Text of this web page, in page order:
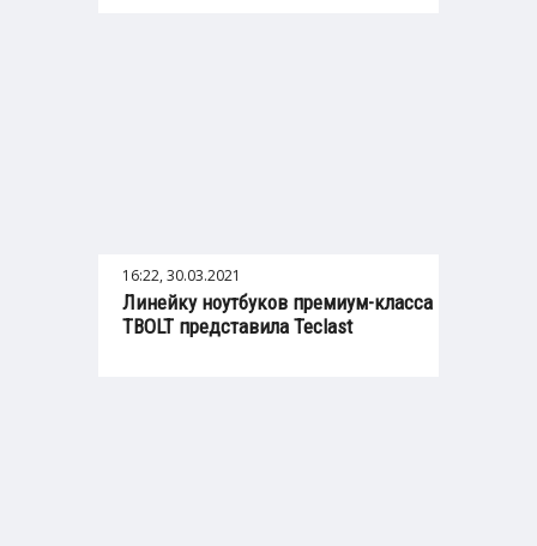
16:22, 30.03.2021
Линейку ноутбуков премиум-класса
TBOLT представила Teclast